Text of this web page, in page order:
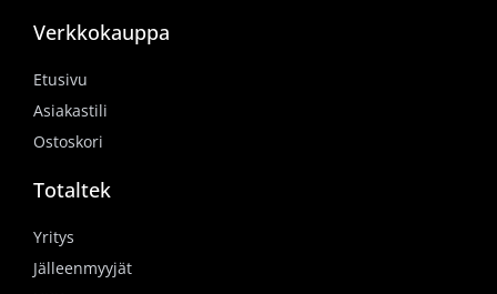
Verkkokauppa
Etusivu
Asiakastili
Ostoskori
Totaltek
Yritys
Jälleenmyyjät